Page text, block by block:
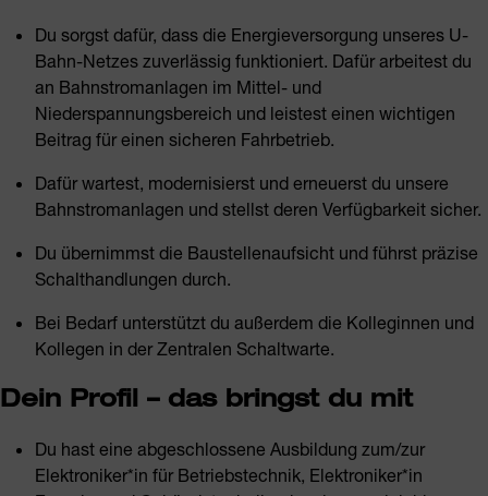
Du sorgst dafür, dass die Energieversorgung unseres U-
Bahn-Netzes zuverlässig funktioniert. Dafür arbeitest du
an Bahnstromanlagen im Mittel- und
Niederspannungsbereich und leistest einen wichtigen
Beitrag für einen sicheren Fahrbetrieb.
Dafür wartest, modernisierst und erneuerst du unsere
Bahnstromanlagen und stellst deren Verfügbarkeit sicher.
Du übernimmst die Baustellenaufsicht und führst präzise
Schalthandlungen durch.
Bei Bedarf unterstützt du außerdem die Kolleginnen und
Kollegen in der Zentralen Schaltwarte.
Dein Profil – das bringst du mit
Du hast eine abgeschlossene Ausbildung zum/zur
Elektroniker*in für Betriebstechnik, Elektroniker*in